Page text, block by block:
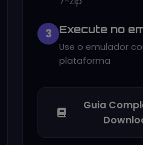
3 Execute no
Use o emulador
plataforma
Guia